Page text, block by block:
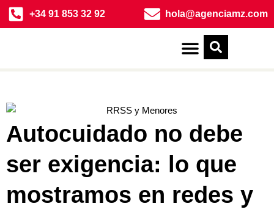
+34 91 853 32 92 hola@agenciamz.com
Autocuidado no debe
ser exigencia: lo que
mostramos en redes y